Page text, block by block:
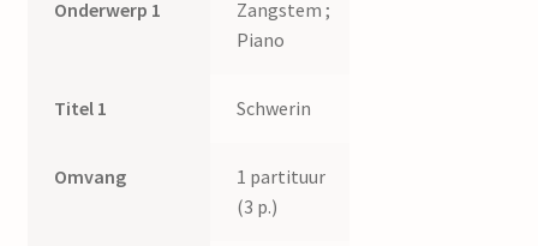
Onderwerp 1
Zangstem ;
Piano
Titel 1 Schwerin
Omvang
1 partituur
(3 p.)